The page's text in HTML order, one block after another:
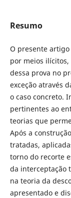
Resumo
O presente
por meios
dessa prova no
exceção através
o caso concreto.
pertinentes ao
teorias que
Após a
tratadas,
torno do recorte
da interceptação
na teoria da
apresentado e